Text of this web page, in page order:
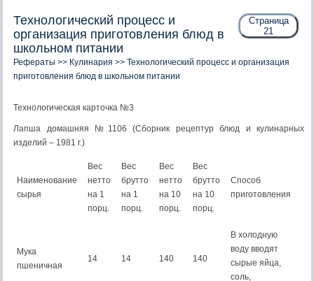
Страница
21
Технологический процесс и
организация приготовления блюд в
школьном питании
Рефераты >> Кулинария >> Технологический процесс и организация
приготовления блюд в школьном питании
Технологическая карточка №3
Лапша домашняя №1106 (Сборник рецептур блюд и кулинарных
изделий – 1981 г.)
Наименование
сырья
Вес
нетто
на 1
порц.
Вес
брутто
на 1
порц.
Вес
нетто
на 10
порц.
Вес
брутто
на 10
порц.
Способ
приготовления
Мука
пшеничная
14 14 140 140
В холодную
воду вводят
сырые яйца,
соль,